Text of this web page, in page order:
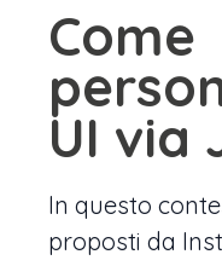
Come
UI via
In questo
proposti da